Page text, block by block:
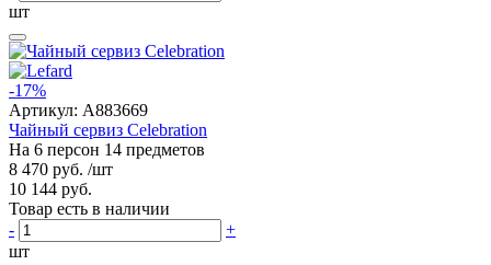
шт
-17%
Артикул: A883669
Чайный сервиз Celebration
На 6 персон 14 предметов
8 470 руб. /шт
10 144 руб.
Товар есть в наличии
-
+
шт